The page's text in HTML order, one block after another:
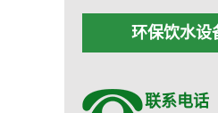
环保饮水设
联系电话